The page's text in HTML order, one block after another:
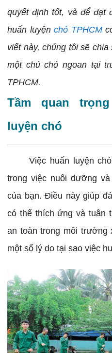
quyết định tốt, và để đạt
huấn luyệnchó TPHCM
viết này, chúng tôi sẽ
một chú chó ngoan tại
TPHCM.
Tầm quan
luyện chó
Việc huấn luyện chó
trong việc nuôi dưỡng
của bạn. Điều này giúp
có thể thích ứng và tuân
an toàn trong môi trường
một số lý do tại sao việc